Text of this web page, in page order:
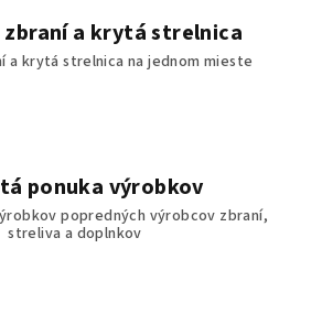
zbraní a krytá strelnica
a krytá strelnica na jednom mieste
ponuka výrobkov
popredných výrobcov zbraní,
streliva a doplnkov